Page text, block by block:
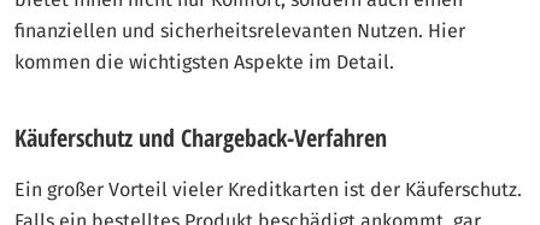
finanziellen und sicherheitsrelevanten Nutzen. Hier
kommen die wichtigsten Aspekte im Detail.
Käuferschutz und Chargeback-Verfahren
Ein großer Vorteil vieler Kreditkarten ist der Käuferschutz.